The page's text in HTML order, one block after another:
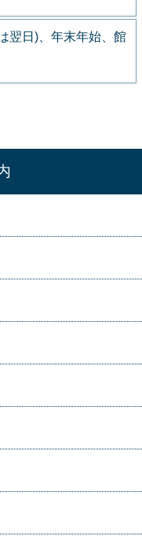
翌日)、年末年始、館